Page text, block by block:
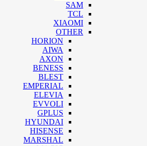
SAM
TCL
XIAOMI
OTHER
HORION
AIWA
AXON
BENESS
BLEST
EMPERIAL
ELEVIA
EVVOLI
GPLUS
HYUNDAI
HISENSE
MARSHAL